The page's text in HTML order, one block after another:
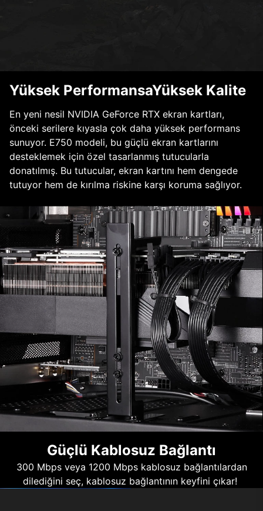
Yüksek PerformansaYüksek Kalite
En yeni nesil NVIDIA GeForce RTX ekran kartları,
önceki serilere kıyasla çok daha yüksek performans
sunuyor. E750 modeli, bu güçlü ekran kartlarını
desteklemek için özel tasarlanmış tutucularla
donatılmış. Bu tutucular, ekran kartını hem dengede
tutuyor hem de kırılma riskine karşı koruma sağlıyor.
Güçlü Kablosuz Bağlantı
300 Mbps veya 1200 Mbps kablosuz bağlantılardan
dilediğini seç, kablosuz bağlantının keyfini çıkar!